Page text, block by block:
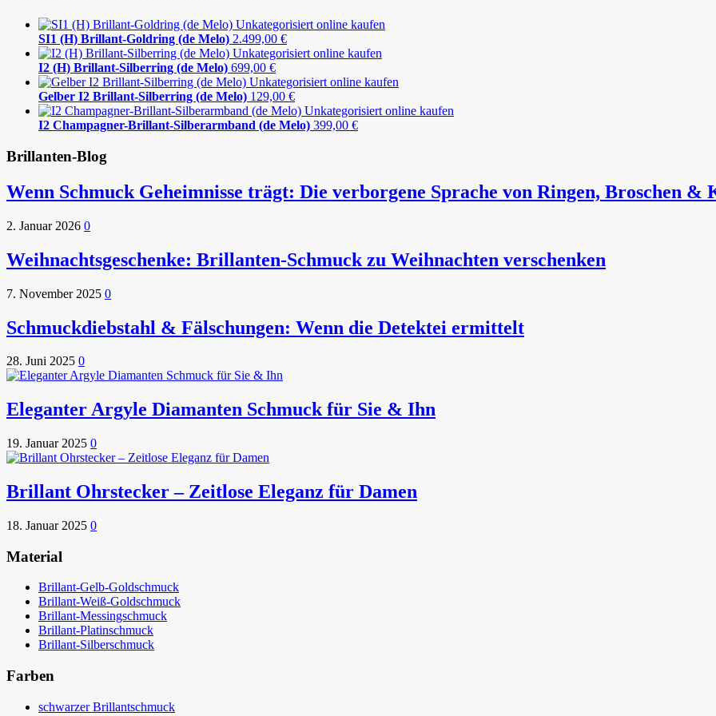
SI1 (H) Brillant-Goldring (de Melo) 2.499,00 €
I2 (H) Brillant-Silberring (de Melo) 699,00 €
Gelber I2 Brillant-Silberring (de Melo) 129,00 €
I2 Champagner-Brillant-Silberarmband (de Melo) 399,00 €
Brillanten-Blog
Wenn Schmuck Geheimnisse trägt: Die verborgene Sprache von Ringen, Broschen &
2. Januar 2026 0
Weihnachtsgeschenke: Brillanten-Schmuck zu Weihnachten verschenken
7. November 2025 0
Schmuckdiebstahl & Fälschungen: Wenn die Detektei ermittelt
28. Juni 2025 0
Eleganter Argyle Diamanten Schmuck für Sie & Ihn
19. Januar 2025 0
Brillant Ohrstecker – Zeitlose Eleganz für Damen
18. Januar 2025 0
Material
Brillant-Gelb-Goldschmuck
Brillant-Weiß-Goldschmuck
Brillant-Messingschmuck
Brillant-Platinschmuck
Brillant-Silberschmuck
Farben
schwarzer Brillantschmuck